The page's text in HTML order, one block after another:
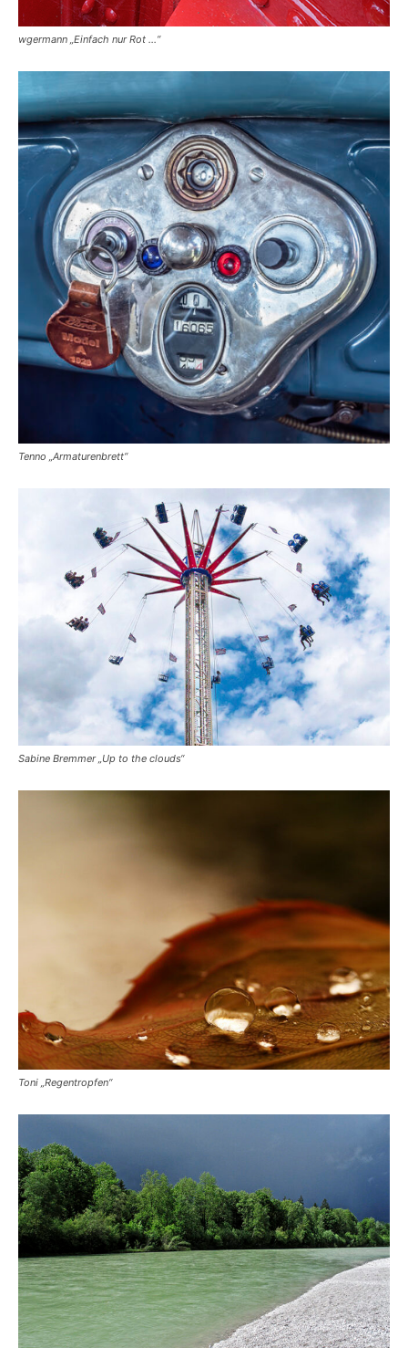
wgermann „Einfach nur Rot …“
Tenno „Armaturenbrett“
Sabine Bremmer „Up to the clouds“
Toni „Regentropfen“